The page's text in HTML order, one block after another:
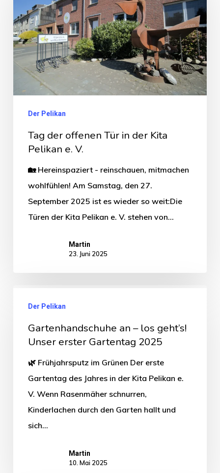
Der Pelikan
Tag der offenen Tür in der Kita
Pelikan e. V.
🏡 Hereinspaziert - reinschauen, mitmachen
wohlfühlen! Am Samstag, den 27.
September 2025 ist es wieder so weit:Die
Türen der Kita Pelikan e. V. stehen von…
Martin
23. Juni 2025
Der Pelikan
Gartenhandschuhe an – los geht’s!
Unser erster Gartentag 2025
🌿 Frühjahrsputz im Grünen Der erste
Gartentag des Jahres in der Kita Pelikan e.
V. Wenn Rasenmäher schnurren,
Kinderlachen durch den Garten hallt und
sich…
Martin
10. Mai 2025